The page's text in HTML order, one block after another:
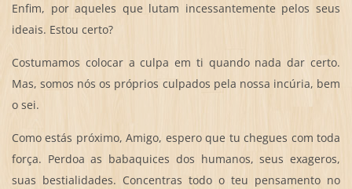
Enfim, por aqueles que lutam incessantemente pelos seus
ideais. Estou certo?
Costumamos colocar a culpa em ti quando nada dar certo.
Mas, somos nós os próprios culpados pela nossa incúria, bem
o sei.
Como estás próximo, Amigo, espero que tu chegues com toda
força. Perdoa as babaquices dos humanos, seus exageros,
suas bestialidades. Concentras todo o teu pensamento no